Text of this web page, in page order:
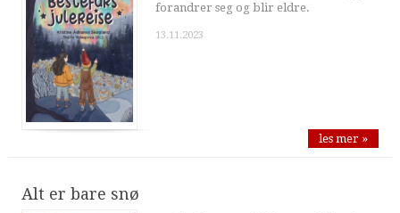
forandrer seg og blir eldre.
13.11.2023
les mer »
Alt er bare snø